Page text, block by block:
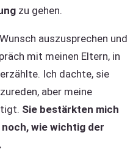
zu gehen.
auszusprechen und
mit meinen Eltern, in
Ich dachte, sie
aber meine
Sie bestärkten mich
wie wichtig der